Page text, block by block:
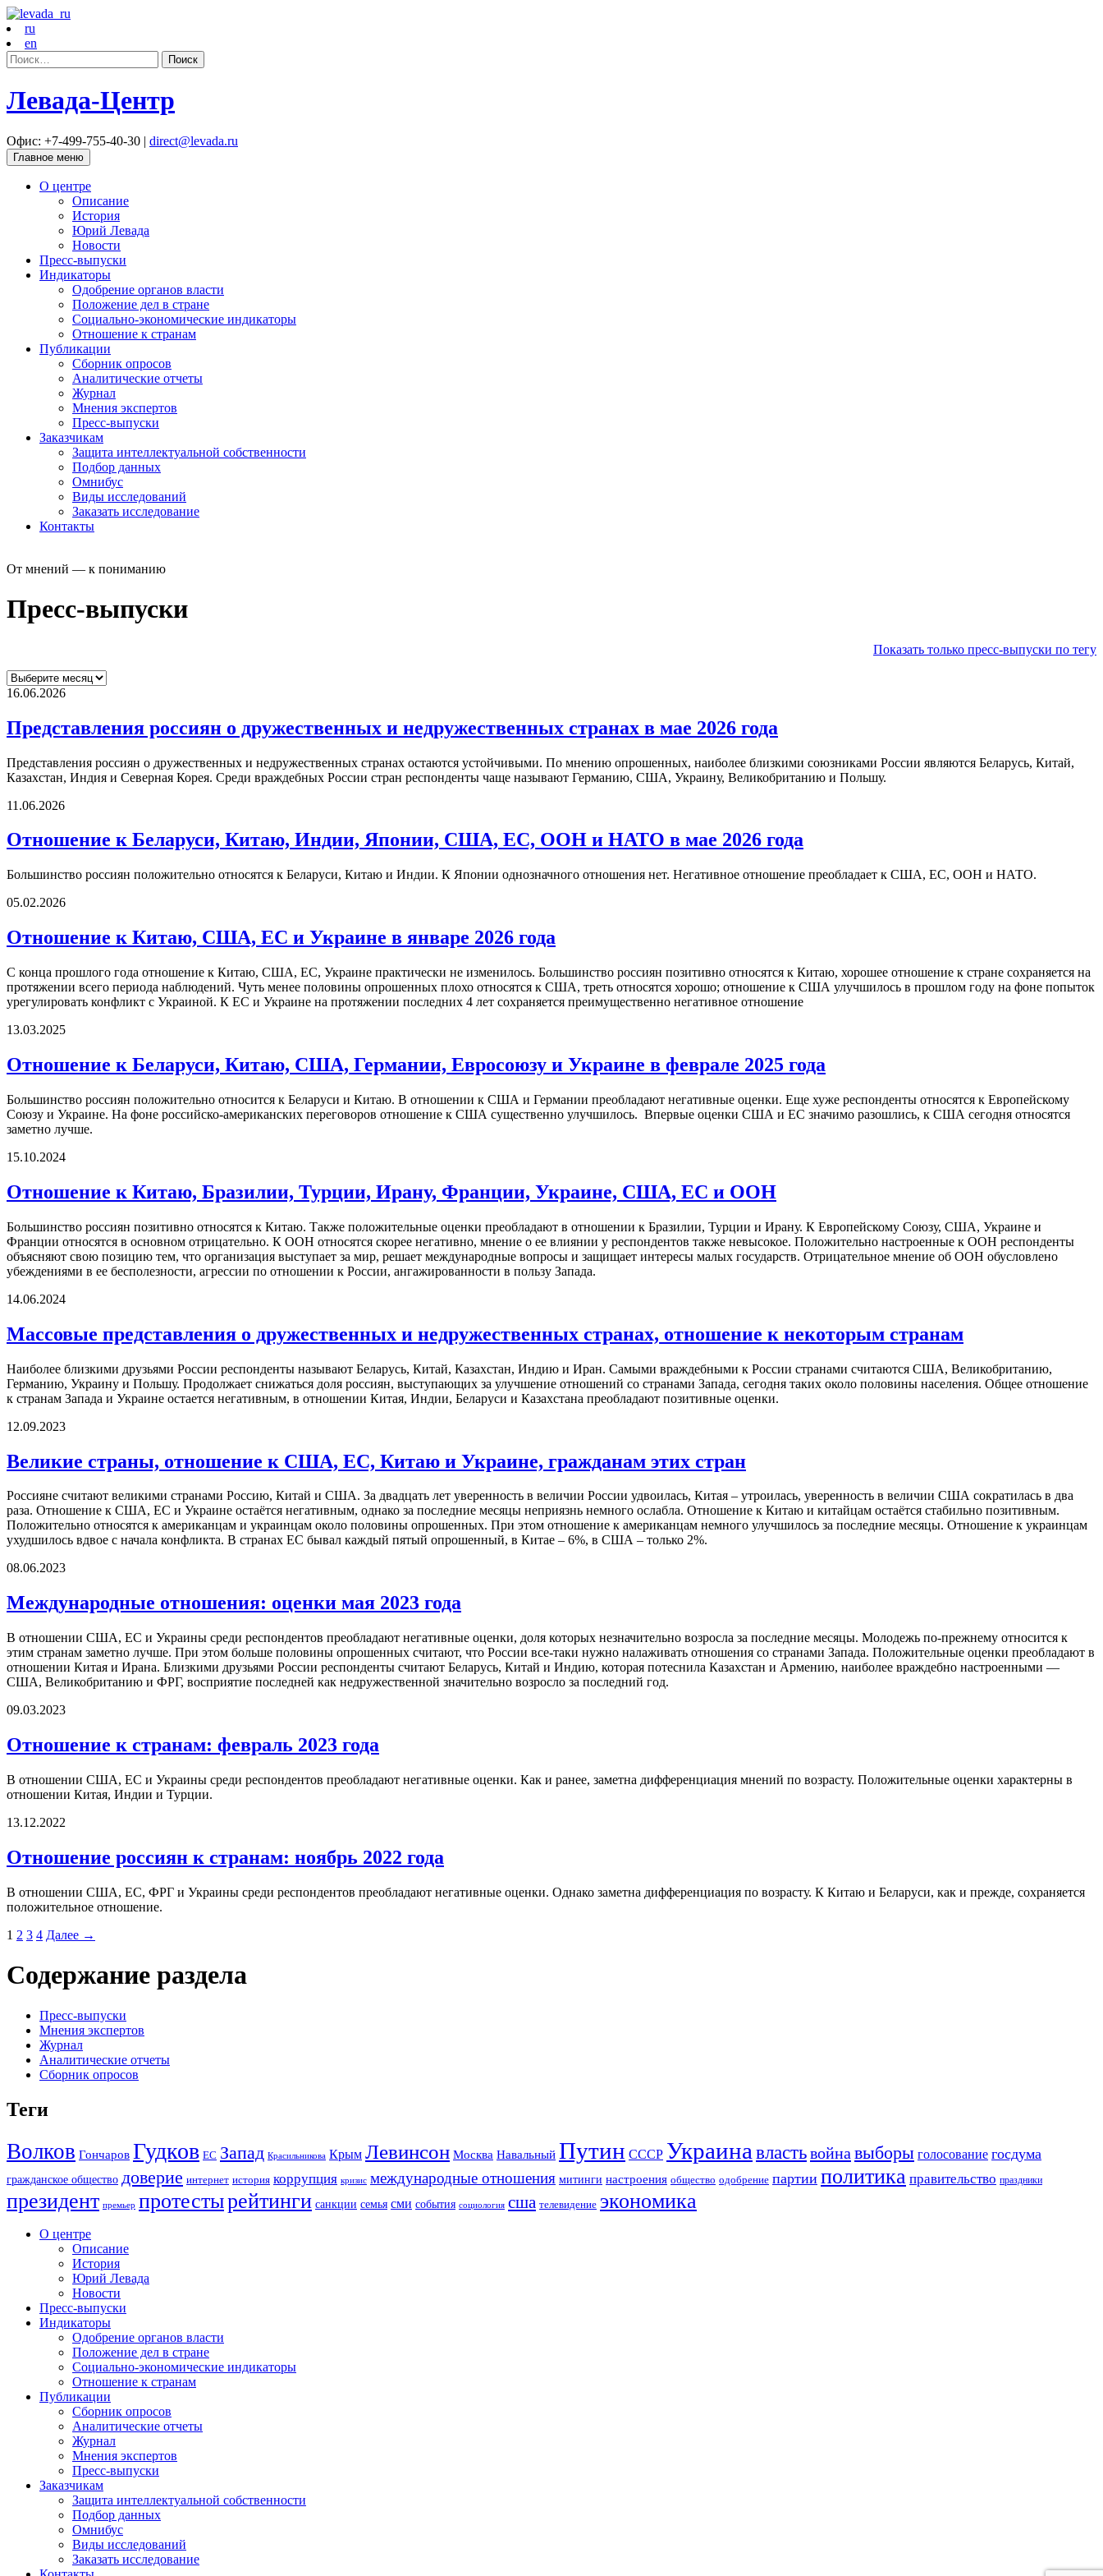
ru
en
Найти:
Левада-Центр
Офис: +7-499-755-40-30 | direct@levada.ru
Главное меню
О центре
Описание
История
Юрий Левада
Новости
Пресс-выпуски
Индикаторы
Одобрение органов власти
Положение дел в стране
Социально-экономические индикаторы
Отношение к странам
Публикации
Сборник опросов
Аналитические отчеты
Журнал
Мнения экспертов
Пресс-выпуски
Заказчикам
Защита интеллектуальной собственности
Подбор данных
Омнибус
Виды исследований
Заказать исследование
Контакты
От мнений — к пониманию
Пресс-выпуски
Показать только пресс-выпуски по тегу
16.06.2026
Представления россиян о дружественных и недружественных странах в мае 2026 года
Представления россиян о дружественных и недружественных странах остаются устойчивыми. По мнению опрошенных, наиболее близкими союзниками России являются Беларусь, Китай,
Казахстан, Индия и Северная Корея. Среди враждебных России стран респонденты чаще называют Германию, США, Украину, Великобританию и Польшу.
11.06.2026
Отношение к Беларуси, Китаю, Индии, Японии, США, ЕС, ООН и НАТО в мае 2026 года
Большинство россиян положительно относятся к Беларуси, Китаю и Индии. К Японии однозначного отношения нет. Негативное отношение преобладает к США, ЕС, ООН и НАТО.
05.02.2026
Отношение к Китаю, США, ЕС и Украине в январе 2026 года
С конца прошлого года отношение к Китаю, США, ЕС, Украине практически не изменилось. Большинство россиян позитивно относятся к Китаю, хорошее отношение к стране сохраняется на
протяжении всего периода наблюдений. Чуть менее половины опрошенных плохо относятся к США, треть относятся хорошо; отношение к США улучшилось в прошлом году на фоне попыток
урегулировать конфликт с Украиной. К ЕС и Украине на протяжении последних 4 лет сохраняется преимущественно негативное отношение
13.03.2025
Отношение к Беларуси, Китаю, США, Германии, Евросоюзу и Украине в феврале 2025 года
Большинство россиян положительно относится к Беларуси и Китаю. В отношении к США и Германии преобладают негативные оценки. Еще хуже респонденты относятся к Европейскому
Союзу и Украине. На фоне российско-американских переговоров отношение к США существенно улучшилось. Впервые оценки США и ЕС значимо разошлись, к США сегодня относятся
заметно лучше.
15.10.2024
Отношение к Китаю, Бразилии, Турции, Ирану, Франции, Украине, США, ЕС и ООН
Большинство россиян позитивно относятся к Китаю. Также положительные оценки преобладают в отношении к Бразилии, Турции и Ирану. К Европейскому Союзу, США, Украине и
Франции относятся в основном отрицательно. К ООН относятся скорее негативно, мнение о ее влиянии у респондентов также невысокое. Положительно настроенные к ООН респонденты
объясняют свою позицию тем, что организация выступает за мир, решает международные вопросы и защищает интересы малых государств. Отрицательное мнение об ООН обусловлено
убеждениями в ее бесполезности, агрессии по отношении к России, ангажированности в пользу Запада.
14.06.2024
Массовые представления о дружественных и недружественных странах, отношение к некоторым странам
Наиболее близкими друзьями России респонденты называют Беларусь, Китай, Казахстан, Индию и Иран. Самыми враждебными к России странами считаются США, Великобританию,
Германию, Украину и Польшу. Продолжает снижаться доля россиян, выступающих за улучшение отношений со странами Запада, сегодня таких около половины населения. Общее отношение
к странам Запада и Украине остается негативным, в отношении Китая, Индии, Беларуси и Казахстана преобладают позитивные оценки.
12.09.2023
Великие страны, отношение к США, ЕС, Китаю и Украине, гражданам этих стран
Россияне считают великими странами Россию, Китай и США. За двадцать лет уверенность в величии России удвоилась, Китая – утроилась, уверенность в величии США сократилась в два
раза. Отношение к США, ЕС и Украине остаётся негативным, однако за последние месяцы неприязнь немного ослабла. Отношение к Китаю и китайцам остаётся стабильно позитивным.
Положительно относятся к американцам и украинцам около половины опрошенных. При этом отношение к американцам немного улучшилось за последние месяцы. Отношение к украинцам
ухудшилось вдвое с начала конфликта. В странах ЕС бывал каждый пятый опрошенный, в Китае – 6%, в США – только 2%.
08.06.2023
Международные отношения: оценки мая 2023 года
В отношении США, ЕС и Украины среди респондентов преобладают негативные оценки, доля которых незначительно возросла за последние месяцы. Молодежь по-прежнему относится к
этим странам заметно лучше. При этом больше половины опрошенных считают, что России все-таки нужно налаживать отношения со странами Запада. Положительные оценки преобладают в
отношении Китая и Ирана. Близкими друзьями России респонденты считают Беларусь, Китай и Индию, которая потеснила Казахстан и Армению, наиболее враждебно настроенными —
США, Великобританию и ФРГ, восприятие последней как недружественной значительно возросло за последний год.
09.03.2023
Отношение к странам: февраль 2023 года
В отношении США, ЕС и Украины среди респондентов преобладают негативные оценки. Как и ранее, заметна дифференциация мнений по возрасту. Положительные оценки характерны в
отношении Китая, Индии и Турции.
13.12.2022
Отношение россиян к странам: ноябрь 2022 года
В отношении США, ЕС, ФРГ и Украины среди респондентов преобладают негативные оценки. Однако заметна дифференциация по возрасту. К Китаю и Беларуси, как и прежде, сохраняется
положительное отношение.
1 2 3 4 Далее →
Содержание раздела
Пресс-выпуски
Мнения экспертов
Журнал
Аналитические отчеты
Сборник опросов
Теги
Волков Гончаров Гудков ЕС Запад Красильникова Крым Левинсон Москва Навальный Путин СССР Украина властьвойна выборы голосование госдума
гражданское общество доверие интернет история коррупция кризис международные отношения митинги настроения общество одобрение партии политика правительство праздники
президент премьер протестырейтинги санкции семья сми события социология сша телевидение экономика
О центре
Описание
История
Юрий Левада
Новости
Пресс-выпуски
Индикаторы
Одобрение органов власти
Положение дел в стране
Социально-экономические индикаторы
Отношение к странам
Публикации
Сборник опросов
Аналитические отчеты
Журнал
Мнения экспертов
Пресс-выпуски
Заказчикам
Защита интеллектуальной собственности
Подбор данных
Омнибус
Виды исследований
Заказать исследование